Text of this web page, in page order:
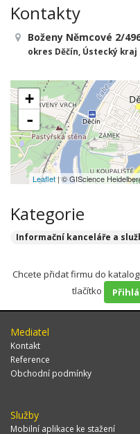
Kontakty
Boženy Němcové 2/
okres Děčín, Ústecký kraj
+
-
Leaflet| © GIScience
Kategorie
Informační kanceláře a
Chcete přidat firmu do
tlačítko
Mediatel
Kontakt
Reference
Obchodní podmínky
Služby
Mobilní aplikace ke stažení